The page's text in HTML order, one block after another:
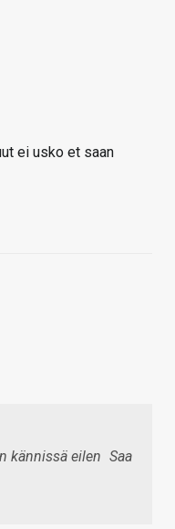
ei usko et saan
kännissä eilen Saa